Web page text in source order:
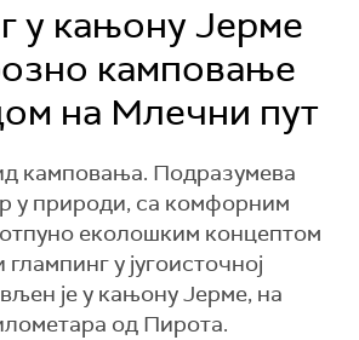
у кањону Јерме
камповање
на Млечни пут
камповања. Подразумева
у природи, са комфорним
еколошким концептом
у југоисточној
је у кањону Јерме, на
од Пирота.